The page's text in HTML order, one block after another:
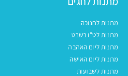
מתנות לחנוכה
מתנות לט"ו בשבט
מתנות ליום האהבה
מתנות ליום האישה
מתנות לשבועות